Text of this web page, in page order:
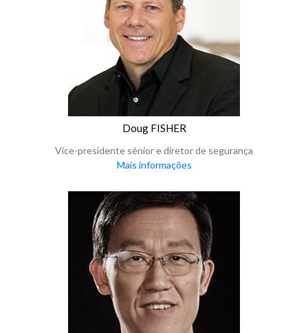
Doug FISHER
Vice-presidente sénior e diretor de segurança
Mais informações